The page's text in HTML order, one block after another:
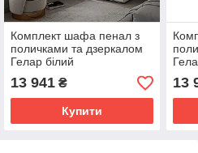
Комплект шафа пенал з
поличками та дзеркалом
Гелар білий
78х49.5х203.4. Розпашна
шафа із дзеркалом
13 941₴
Купити
13